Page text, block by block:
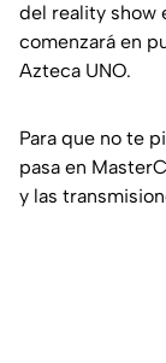
del reality show
comenzará en
Azteca UNO.
Para que no te
pasa en
y las